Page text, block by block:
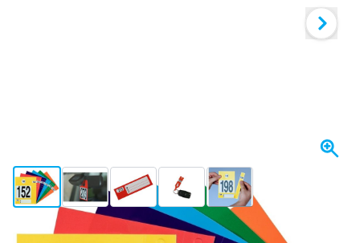
View larger imageView larger imageView larger imageView larger imageView larger image
+8
Morgen versendet